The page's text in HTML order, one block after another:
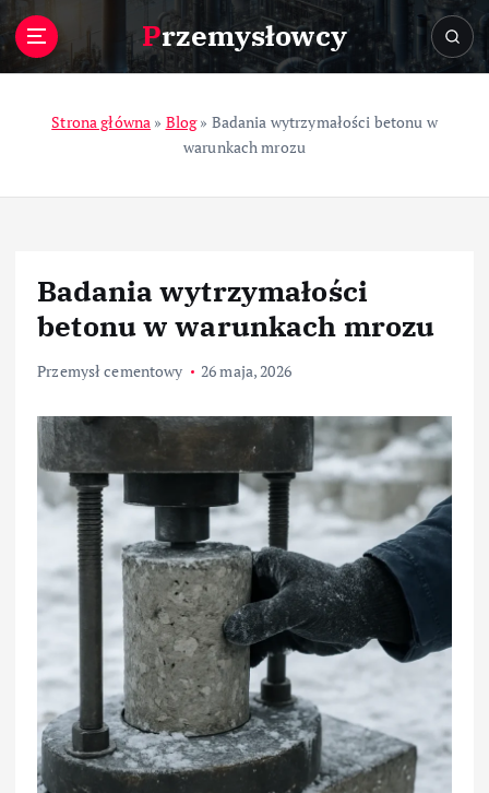
Przemysłowcy
Strona główna » Blog» Badania wytrzymałości betonu w
warunkach mrozu
Badania wytrzymałości
betonu w warunkach mrozu
Przemysł cementowy 26 maja, 2026